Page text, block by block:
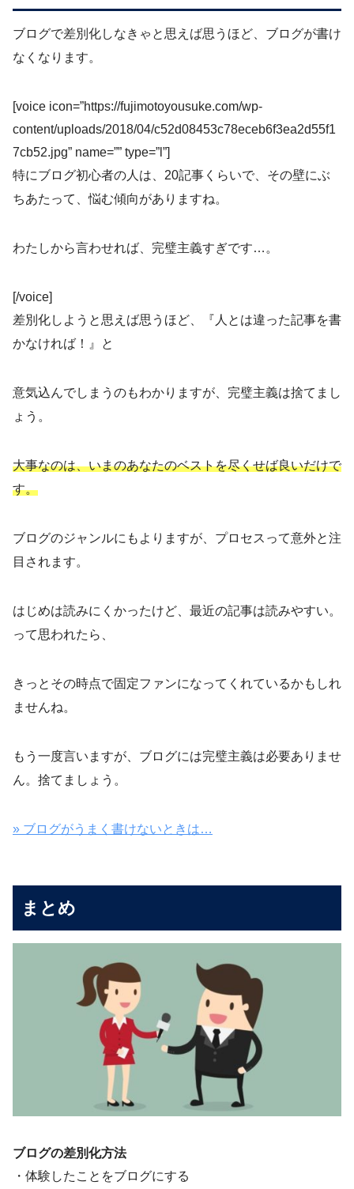
ブログで差別化しなきゃと思えば思うほど、ブログが書け
なくなります。
[voice icon=”https://fujimotoyousuke.com/wp-
content/uploads/2018/04/c52d08453c78eceb6f3ea2d55f1
7cb52.jpg” name=”” type=”l”]
特にブログ初心者の人は、20記事くらいで、その壁にぶ
ちあたって、悩む傾向がありますね。
わたしから言わせれば、完璧主義すぎです…。
[/voice]
差別化しようと思えば思うほど、『人とは違った記事を書
かなければ！』と
意気込んでしまうのもわかりますが、完璧主義は捨てまし
ょう。
大事なのは、いまのあなたのベストを尽くせば良いだけで
す。
ブログのジャンルにもよりますが、プロセスって意外と注
目されます。
はじめは読みにくかったけど、最近の記事は読みやすい。
って思われたら、
きっとその時点で固定ファンになってくれているかもしれ
ませんね。
もう一度言いますが、ブログには完璧主義は必要ありませ
ん。捨てましょう。
» ブログがうまく書けないときは…
まとめ
ブログの差別化方法
・体験したことをブログにする